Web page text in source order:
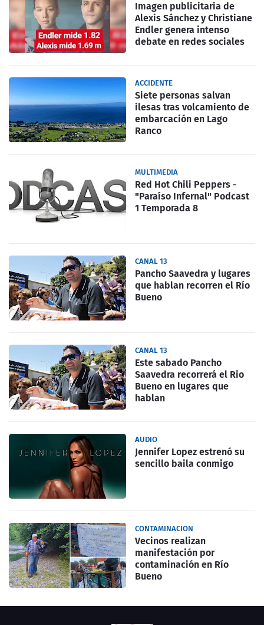
Imagen publicitaria de
Alexis Sánchez y Christiane
Endler genera intenso
debate en redes sociales
ACCIDENTE
Siete personas salvan
ilesas tras volcamiento de
embarcación en Lago
Ranco
MULTIMEDIA
Red Hot Chili Peppers -
"Paraíso Infernal" Podcast
1 Temporada 8
CANAL 13
Pancho Saavedra y lugares
que hablan recorren el Río
Bueno
CANAL 13
Este sabado Pancho
Saavedra recorrerá el Rio
Bueno en lugares que
hablan
AUDIO
Jennifer Lopez estrenó su
sencillo baila conmigo
CONTAMINACION
Vecinos realizan
manifestación por
contaminación en Río
Bueno